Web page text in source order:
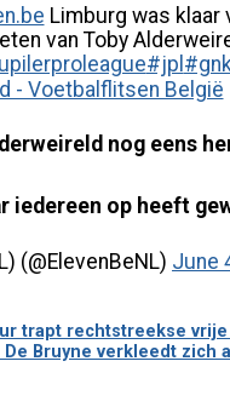
Limburg was
van Toby
#jpl
- Voetbalflitsen België
nog eens
iedereen op heeft
(@ElevenBeNL) June
trapt rechtstreekse
De Bruyne verkleedt